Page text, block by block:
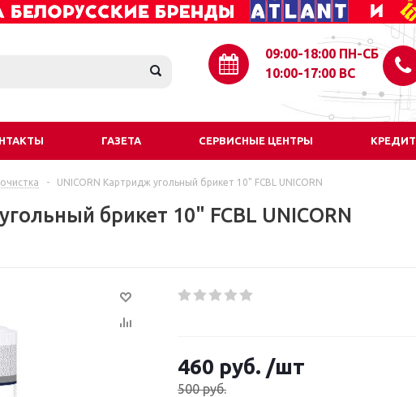
09:00-18:00 ПН-СБ
10:00-17:00 ВС
ГАЗЕТА СЕРВИСНЫЕ ЦЕНТРЫ КРЕДИТ
- UNICORN Картридж угольный брикет 10" FCBL UNICORN
брикет 10" FCBL UNICORN
460 руб. /шт
500руб.